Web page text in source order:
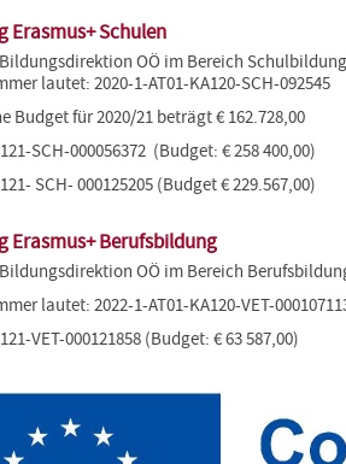
Erasmus+ Schulen
OÖ im Bereich
lautet: 2020-1-AT01-KA120-SCH-092545
Budget für 2020/21 beträgt € 162.728,00
SCH-000056372 (Budget: € 258 400,00)
SCH- 000125205 (Budget € 229.567,00)
Erasmus+ Berufsbildung
OÖ im Bereich
lautet: 2022-1-AT01-KA120-VET-
VET-000121858 (Budget: € 63 587,00)